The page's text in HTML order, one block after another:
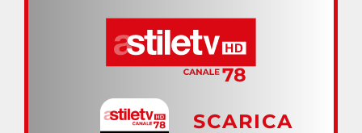
SCARICA